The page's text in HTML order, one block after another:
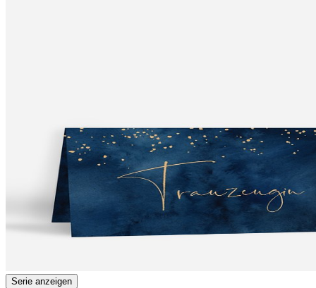
Serie anzeigen